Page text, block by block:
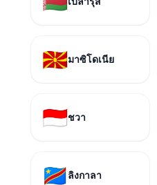
🇲🇰มาซิโดเนีย
🇮🇩ชวา
🇨🇩ลิงกาลา